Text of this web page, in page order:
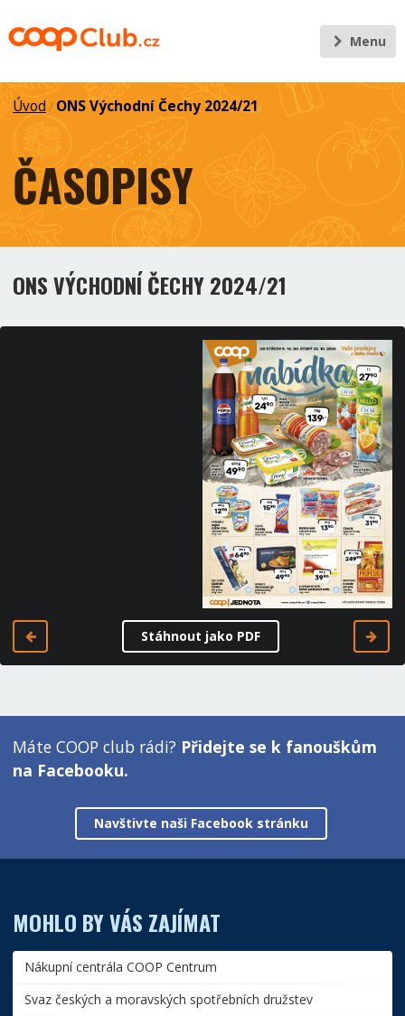
Menu
Úvod / ONS Východní Čechy 2024/21
ČASOPISY
ONS VÝCHODNÍ ČECHY 2024/21
Stáhnout jako PDF
Máte COOP club rádi? Přidejte se k fanouškům
na Facebooku.
Navštivte naši Facebook stránku
MOHLO BY VÁS ZAJÍMAT
Nákupní centrála COOP Centrum
Svaz českých a moravských spotřebních družstev